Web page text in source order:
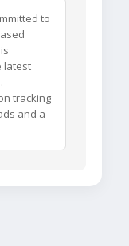
to
latest
tracking
and a